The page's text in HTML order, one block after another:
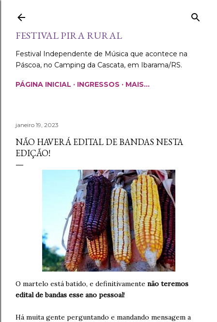
FESTIVAL PIRA RURAL
Festival Independente de Música que acontece na
Páscoa, no Camping da Cascata, em Ibarama/RS.
PÁGINA INICIAL INGRESSOS MAIS…
janeiro 19, 2023
NÃO HAVERÁ EDITAL DE BANDAS NESTA
EDIÇÃO!
O martelo está batido, e definitivamente não teremos
edital de bandas esse ano pessoal!
Há muita gente perguntando e mandando mensagem a